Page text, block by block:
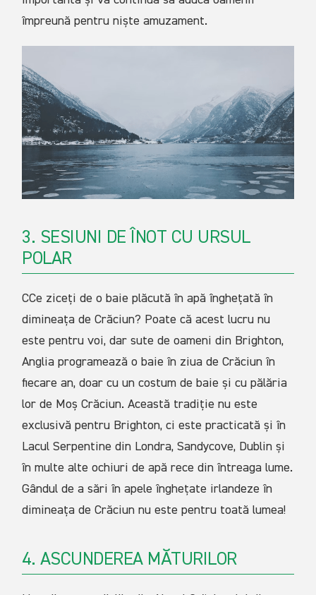
împreună pentru niște amuzament.
3. SESIUNI DE ÎNOT CU URSUL
POLAR
CCe ziceți de o baie plăcută în apă înghețată în
dimineața de Crăciun? Poate că acest lucru nu
este pentru voi, dar sute de oameni din Brighton,
Anglia programează o baie în ziua de Crăciun în
fiecare an, doar cu un costum de baie și cu pălăria
lor de Moș Crăciun. Această tradiție nu este
exclusivă pentru Brighton, ci este practicată și în
Lacul Serpentine din Londra, Sandycove, Dublin și
în multe alte ochiuri de apă rece din întreaga lume.
Gândul de a sări în apele înghețate irlandeze în
dimineața de Crăciun nu este pentru toată lumea!
4. ASCUNDEREA MĂTURILOR